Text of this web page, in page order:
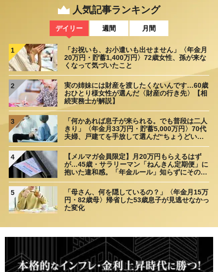
人気記事ランキング
デイリー 週間 月間
1
「お祝いも、お小遣いも出せません」〈年金月
20万円・貯蓄1,400万円〉72歳女性、孫が来な
くなって気づいたこと
2
実の姉妹には財産を渡したくないんです…60歳
おひとり様女性が選んだ〈財産の行き先〉【相
続実務士が解説】
3
「何かあれば息子が来られる。でも普段は二人
きり」〈年金月33万円・貯蓄5,000万円〉70代
夫婦、戸建てを手放して選んだ“ちょうどいい
4
【メルマガ会員限定】月20万円もらえるはず
が…45歳・サラリーマン「ねんきん定期便」に
抱いた違和感。「年金ルール」知らずにそのま
然「何かの間違いでは？」
5
「母さん、何を隠しているの？」〈年金月15万
円・82歳母〉帰省した53歳息子が見逃せなかっ
た変化